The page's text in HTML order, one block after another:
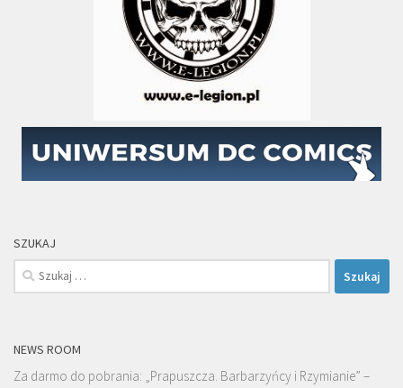
SZUKAJ
Szukaj:
NEWS ROOM
Za darmo do pobrania: „Prapuszcza. Barbarzyńcy i Rzymianie” –